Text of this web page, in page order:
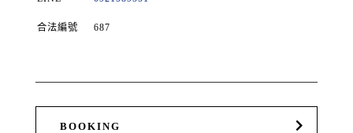
合法編號 687
BOOKING